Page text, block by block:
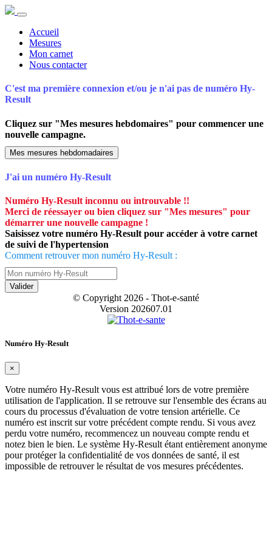
Accueil
Mesures
Mon carnet
Nous contacter
C'est ma première connexion et/ou je n'ai pas de numéro Hy-
Result
Cliquez sur "Mes mesures hebdomaires" pour commencer une
nouvelle campagne.
Mes mesures hebdomadaires
J'ai un numéro Hy-Result
Numéro Hy-Result inconnu ou introuvable !!
Merci de réessayer ou bien cliquez sur "Mes mesures" pour
démarrer une nouvelle campagne !
Saisissez votre numéro Hy-Result pour accéder à votre carnet
de suivi de l'hypertension
Comment retrouver mon numéro Hy-Result :
Valider
© Copyright 2026 - Thot-e-santé
Version 202607.01
Numéro Hy-Result
×
Votre numéro Hy-Result vous est attribué lors de votre première
utilisation de l'application. Il se retrouve sur l'ensemble des écrans au
cours du processus d'évaluation de votre tension artérielle. Ce
numéro est inscrit sur votre précédent compte rendu. Si vous avez
perdu votre numéro, recommencez un nouveau compte rendu et
notez bien le bien. Le système Hy-Result étant entièrement anonyme
pour protéger la confidentialité de vos données de santé, il est
impossible de retrouver le résultat de vos mesures précédentes.